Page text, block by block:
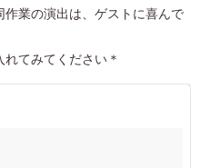
業の演出は、ゲストに喜んで
てみてください＊